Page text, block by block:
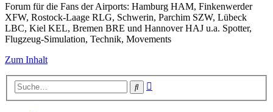
Forum für die Fans der Airports: Hamburg HAM, Finkenwerder
XFW, Rostock-Laage RLG, Schwerin, Parchim SZW, Lübeck
LBC, Kiel KEL, Bremen BRE und Hannover HAJ u.a. Spotter,
Flugzeug-Simulation, Technik, Movements
Zum Inhalt
Suche